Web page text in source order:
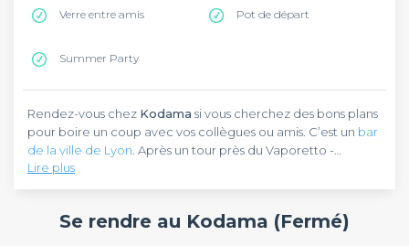
Verre entre amis Pot de départ
Summer Party
Rendez-vous chez Kodama si vous cherchez des bons plans
pour boire un coup avec vos collègues ou amis. C’est un bar
de la ville de Lyon . Après un tour près du Vaporetto -
Confluence, venez retrouver cet établissement au quai de
Pierre-Scize, en plein cœur du quartier du Vieux Lyon. Pour
Lyonnais qui vous déposera à la station de Cathédrale Saint-
Kodamaest un bar à cocktails atypique qui vous emmène
un endroit cosy doté d’une décoration bien travaillée qui
Lire plus
Se rendre au Kodama (Fermé)